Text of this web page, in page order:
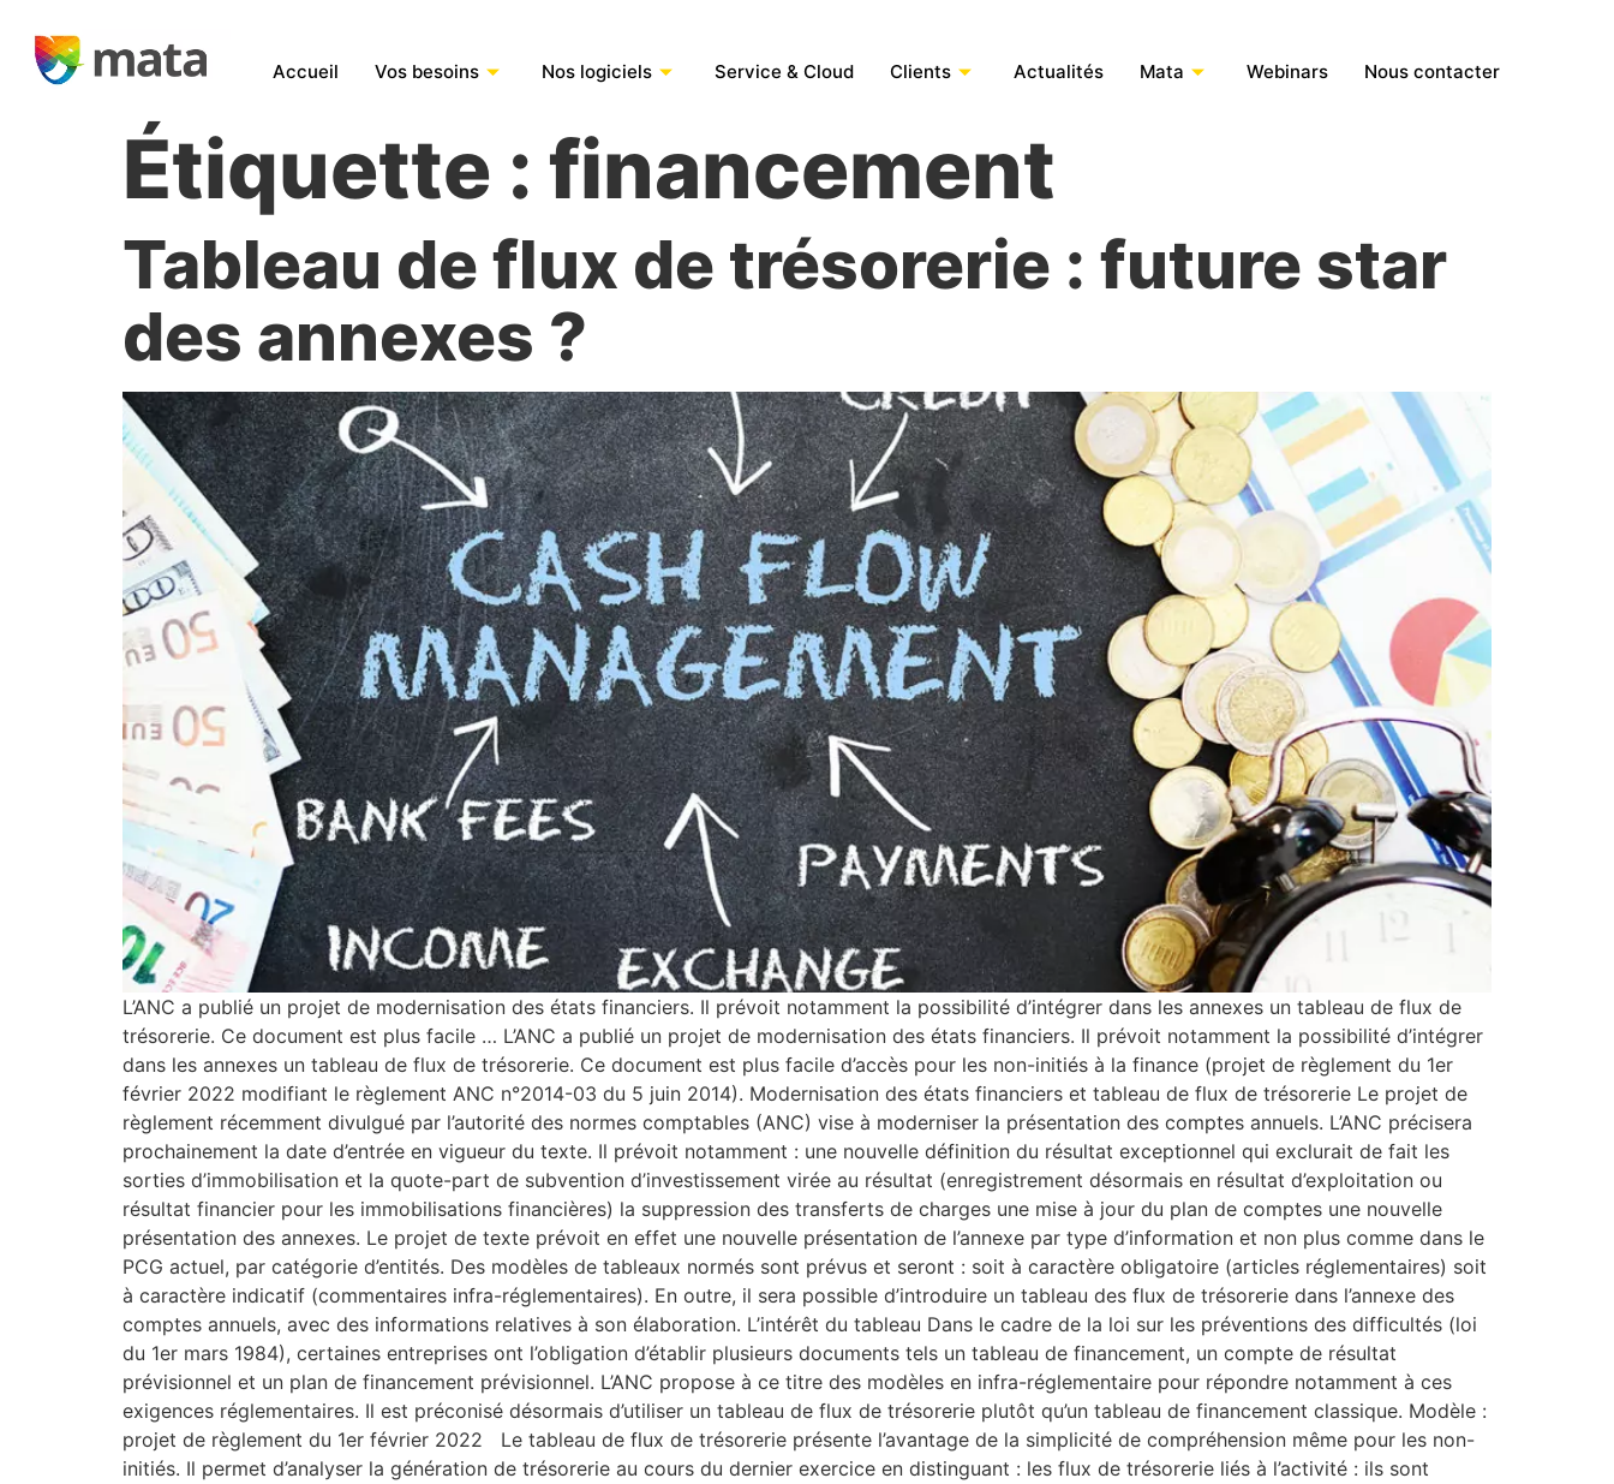
Accueil Vos besoins Nos logiciels Service & Cloud Clients Actualités Mata Webinars Nous contacter
Étiquette : financement
Tableau de flux de trésorerie : future star
des annexes ?
L’ANC a publié un projet de modernisation des états financiers. Il prévoit notamment la possibilité d’intégrer dans les annexes un tableau de flux de
trésorerie. Ce document est plus facile … L’ANC a publié un projet de modernisation des états financiers. Il prévoit notamment la possibilité d’intégrer
dans les annexes un tableau de flux de trésorerie. Ce document est plus facile d’accès pour les non-initiés à la finance (projet de règlement du 1er
février 2022 modifiant le règlement ANC n°2014-03 du 5 juin 2014). Modernisation des états financiers et tableau de flux de trésorerie Le projet de
règlement récemment divulgué par l’autorité des normes comptables (ANC) vise à moderniser la présentation des comptes annuels. L’ANC précisera
prochainement la date d’entrée en vigueur du texte. Il prévoit notamment : une nouvelle définition du résultat exceptionnel qui exclurait de fait les
sorties d’immobilisation et la quote-part de subvention d’investissement virée au résultat (enregistrement désormais en résultat d’exploitation ou
résultat financier pour les immobilisations financières) la suppression des transferts de charges une mise à jour du plan de comptes une nouvelle
présentation des annexes. Le projet de texte prévoit en effet une nouvelle présentation de l’annexe par type d’information et non plus comme dans le
PCG actuel, par catégorie d’entités. Des modèles de tableaux normés sont prévus et seront : soit à caractère obligatoire (articles réglementaires) soit
à caractère indicatif (commentaires infra-réglementaires). En outre, il sera possible d’introduire un tableau des flux de trésorerie dans l’annexe des
comptes annuels, avec des informations relatives à son élaboration. ​L’intérêt du tableau Dans le cadre de la loi sur les préventions des difficultés (loi
du 1er mars 1984), certaines entreprises ont l’obligation d’établir plusieurs documents tels un tableau de financement, un compte de résultat
prévisionnel et un plan de financement prévisionnel. L’ANC propose à ce titre des modèles en infra-réglementaire pour répondre notamment à ces
exigences réglementaires. Il est préconisé désormais d’utiliser un tableau de flux de trésorerie plutôt qu’un tableau de financement classique. Modèle :
projet de règlement du 1er février 2022 Le tableau de flux de trésorerie présente l’avantage de la simplicité de compréhension même pour les non-
initiés. Il permet d’analyser la génération de trésorerie au cours du dernier exercice en distinguant : les flux de trésorerie liés à l’activité : ils sont